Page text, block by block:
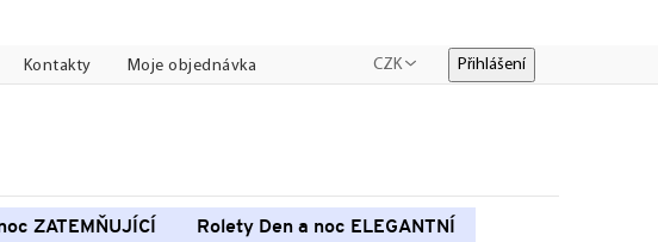
Kontakty Moje objednávka CZK Přihlášení
ZATEMŇUJÍCÍ
Rolety Den a noc ELEGANTNÍ